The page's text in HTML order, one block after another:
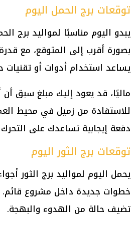
توقعات برج الحمل اليوم
يبدو اليوم مناسبًا لمواليد برج
بصورة أقرب إلى المتوقع، مع
يساعد استخدام أدوات أو تقنيات
ماليًا، قد يعود إليك مبلغ سبق
للاستفادة من زميل في محيط
دفعة إيجابية تساعدك على التحرك
توقعات برج الثور اليوم
يحمل اليوم لمواليد برج الثور
خطوات جديدة داخل مشروع قائم.
تضيف حالة من الهدوء والبهجة.